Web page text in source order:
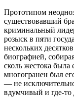
Прототипом
существовавший
криминальный
розыск в пяти
нескольких
биографией,
сколь жестока была
многогранен был
— не
вдумчивый и где-то